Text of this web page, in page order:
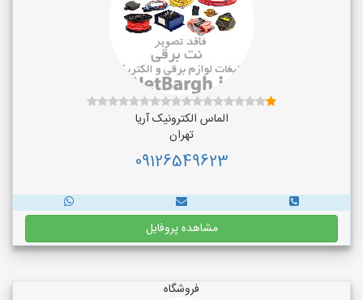
الماس الکترونیک آریا
تهران
09126549623
مشاهده پروفایل
فروشگاه